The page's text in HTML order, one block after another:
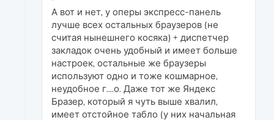
А вот и нет, у оперы экспресс-панель
лучше всех остальных браузеров (не
считая нынешнего косяка) + диспетчер
закладок очень удобный и имеет больше
настроек, остальные же браузеры
используют одно и тоже кошмарное,
неудобное г....о. Даже тот же Яндекс
Бразер, который я чуть выше хвалил,
имеет отстойное табло (у них начальная